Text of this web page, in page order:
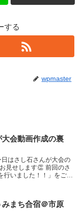
する
wpmaster
大会動画作成の裏
行いました！！」をご覧
みまち合宿＠市原